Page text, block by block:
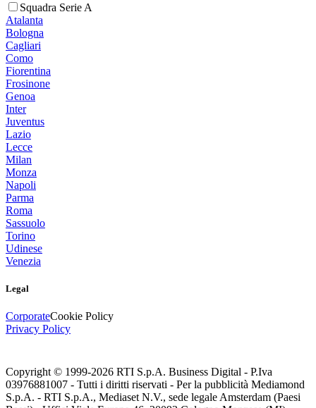
Squadra Serie A
Atalanta
Bologna
Cagliari
Como
Fiorentina
Frosinone
Genoa
Inter
Juventus
Lazio
Lecce
Milan
Monza
Napoli
Parma
Roma
Sassuolo
Torino
Udinese
Venezia
Legal
CorporateCookie Policy
Privacy Policy
Copyright © 1999-2026 RTI S.p.A. Business Digital - P.Iva
03976881007 - Tutti i diritti riservati - Per la pubblicità Mediamond
S.p.A. - RTI S.p.A., Mediaset N.V., sede legale Amsterdam (Paesi